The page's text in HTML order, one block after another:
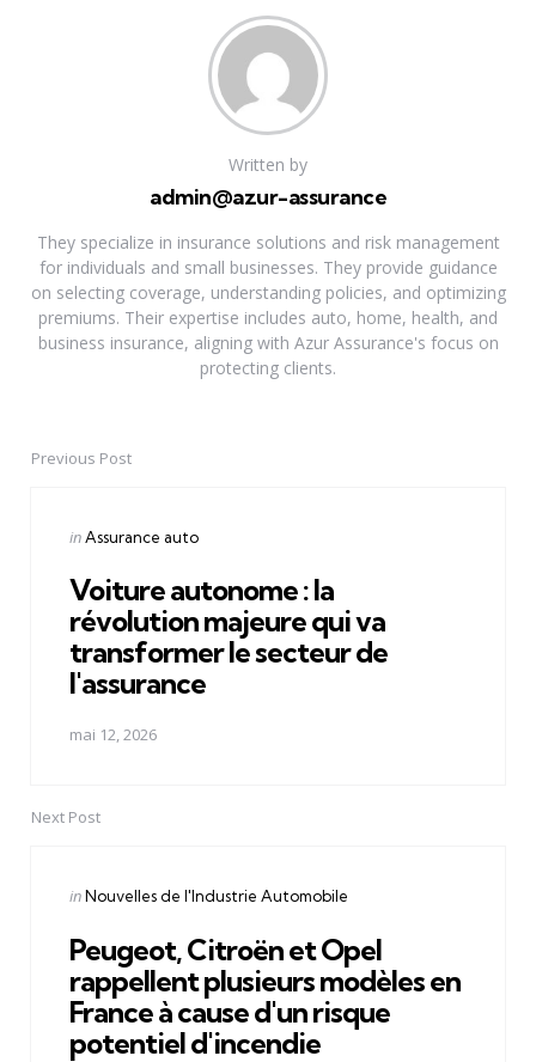
Written by
admin@azur-assurance
They specialize in insurance solutions and risk management
for individuals and small businesses. They provide guidance
on selecting coverage, understanding policies, and optimizing
premiums. Their expertise includes auto, home, health, and
business insurance, aligning with Azur Assurance's focus on
protecting clients.
PostPrevious Post
Posted
inAssurance auto
Voiture autonome : la
révolution majeure qui va
transformer le secteur de
l'assurance
mai 12, 2026
Next Post
Posted
inNouvelles de l'Industrie Automobile
Peugeot, Citroën et Opel
rappellent plusieurs modèles en
France à cause d'un risque
potentiel d'incendie